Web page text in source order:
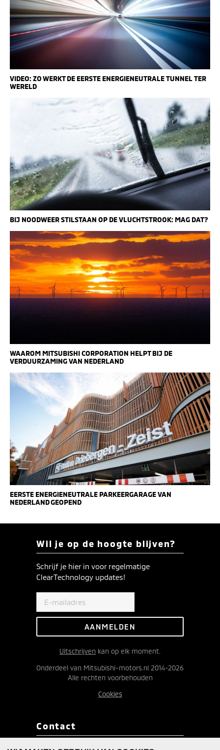
VIDEO: ZO WERKT DE EERSTE ENERGIENEUTRALE TUNNEL TER
WERELD
BIJ NOODWEER STILSTAAN OP DE VLUCHTSTROOK: MAG DAT?
WAAROM MITSUBISHI CORPORATION HELPT BIJ DE
VERDUURZAMING VAN NEDERLAND
EERSTE ENERGIENEUTRALE PARKEERGARAGE VAN
NEDERLAND GEOPEND
Wil je op de hoogte blijven?
Schrijf je hier in voor regelmatige
ClearTechnology updates!
Uitschrijven kan op elk moment.
Onderdeel van Mitsubishi-motors.nl 2014-2026
Alle rechten voorbehouden
Cookies
Contact